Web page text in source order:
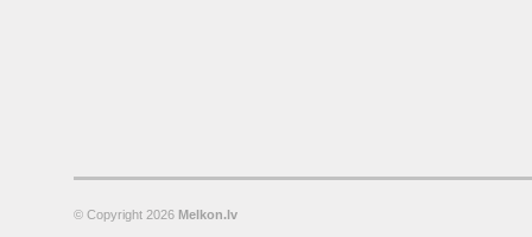
© Copyright 2026 Melkon.lv